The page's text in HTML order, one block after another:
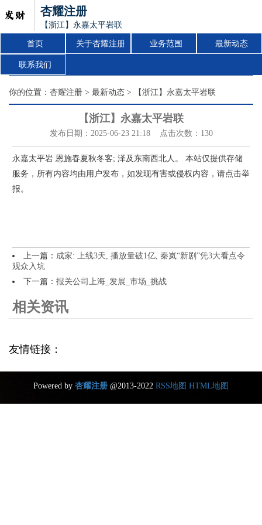
杏耀注册
【浙江】永嘉太平岩联
首页 关于杏耀注册 业务范围 最新动态
联系我们
你的位置： 杏耀注册 > 最新动态 > 【浙江】永嘉太平岩联
【浙江】永嘉太平岩联
发布日期：2025-06-23 21:18 点击次数：130
永嘉太平岩 恩施春夏秋冬客; 泽及东南西北人。 本站仅提供存储
服务，所有内容均由用户发布，如发现有害或侵权内容，请点击举
报。
上一篇： 成家: 上线3天, 播放量破1亿, 秦岚“新剧”凭3大看点令
观众入坑
下一篇： 报关公司上海_发展_市场_挑战
相关资讯
友情链接：
Powered by 杏耀注册 @2013-2022 RSS地图 HTML地图